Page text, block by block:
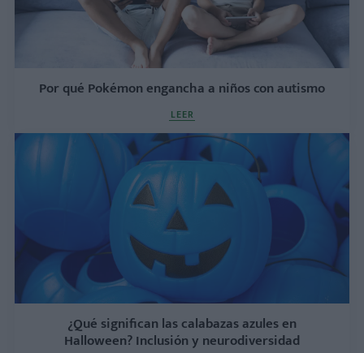
Por qué Pokémon engancha a niños con autismo
LEER
¿Qué significan las calabazas azules en
Halloween? Inclusión y neurodiversidad